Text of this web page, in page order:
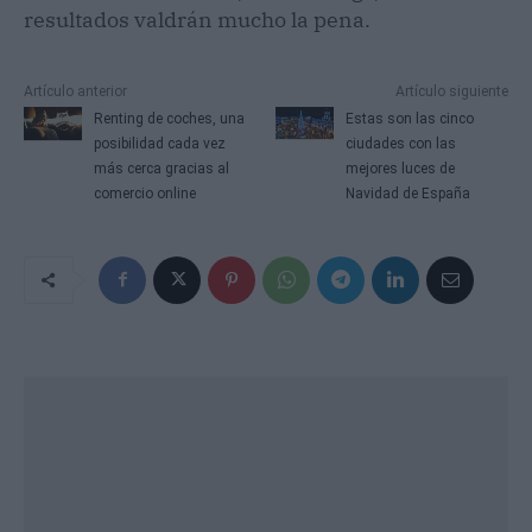
resultados valdrán mucho la pena.
Artículo anterior
Renting de coches, una
posibilidad cada vez
más cerca gracias al
comercio online
Artículo siguiente
Estas son las cinco
ciudades con las
mejores luces de
Navidad de España